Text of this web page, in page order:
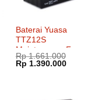
Baterai Yuasa
TTZ12S
Maintenance Free
Rp1.661.000
Harga
aslinya
Rp 1.390.000Harga